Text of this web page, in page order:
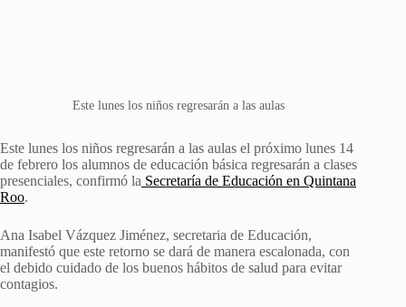
Este lunes los niños regresarán a las aulas
Este lunes los niños regresarán a las aulas el próximo lunes 14
de febrero los alumnos de educación básica regresarán a clases
presenciales, confirmó la Secretaría de Educación en Quintana
Roo.
Ana Isabel Vázquez Jiménez, secretaria de Educación,
manifestó que este retorno se dará de manera escalonada, con
el debido cuidado de los buenos hábitos de salud para evitar
contagios.